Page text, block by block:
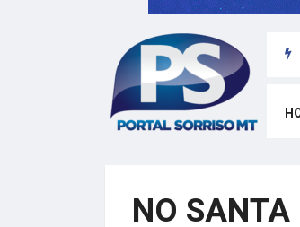
planeamento financeiro detalhado para não
NO